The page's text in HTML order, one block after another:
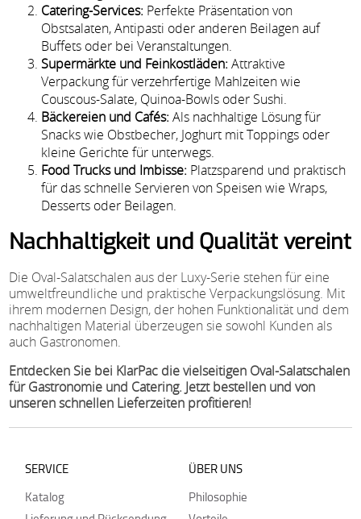
Catering-Services: Perfekte Präsentation von
Obstsalaten, Antipasti oder anderen Beilagen auf
Buffets oder bei Veranstaltungen.
Supermärkte und Feinkostläden: Attraktive
Verpackung für verzehrfertige Mahlzeiten wie
Couscous-Salate, Quinoa-Bowls oder Sushi.
Bäckereien und Cafés: Als nachhaltige Lösung für
Snacks wie Obstbecher, Joghurt mit Toppings oder
kleine Gerichte für unterwegs.
Food Trucks und Imbisse: Platzsparend und praktisch
für das schnelle Servieren von Speisen wie Wraps,
Desserts oder Beilagen.
Nachhaltigkeit und Qualität vereint
Die Oval-Salatschalen aus der Luxy-Serie stehen für eine
umweltfreundliche und praktische Verpackungslösung. Mit
ihrem modernen Design, der hohen Funktionalität und dem
nachhaltigen Material überzeugen sie sowohl Kunden als
auch Gastronomen.
Entdecken Sie bei KlarPac die vielseitigen Oval-Salatschalen
für Gastronomie und Catering. Jetzt bestellen und von
unseren schnellen Lieferzeiten profitieren!
SERVICE
Katalog
ÜBER UNS
Philosophie